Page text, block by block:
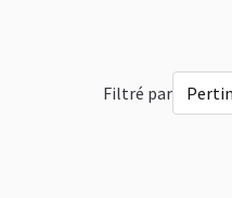
Filtré par